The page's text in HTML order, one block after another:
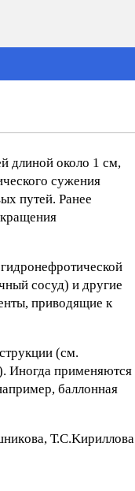
длиной около 1 см,
сужения
путей. Ранее
сосуд) и другие
приводящие к
(см.
Иногда применяются
баллонная
Т.С.Kиpиллoвa